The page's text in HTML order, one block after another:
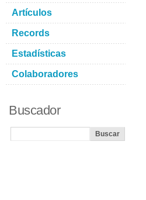
Artículos
Records
Estadísticas
Colaboradores
Buscador